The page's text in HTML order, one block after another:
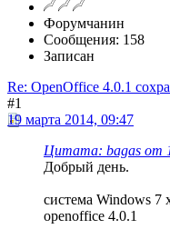
Форумчанин
Сообщения: 158
Записан
Re: OpenOffice 4.0.1
#1
19 марта 2014, 09:47
Цитата: bagas от
Добрый день.
система Windows 7
openoffice 4.0.1